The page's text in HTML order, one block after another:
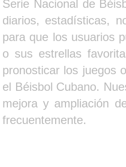
Serie Nacional de
diarios, estadísticas,
para que los usuarios
o sus estrellas
pronosticar los juegos
el Béisbol Cubano.
mejora y ampliación
frecuentemente.